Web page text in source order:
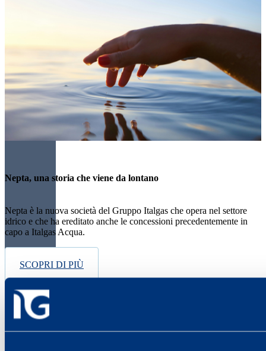
Nepta, una storia che viene da lontano
Nepta è la nuova società del Gruppo Italgas che opera nel settore
idrico e che ha ereditato anche le concessioni precedentemente in
capo a Italgas Acqua.
SCOPRI DI PIÙ
Organi sociali
Di seguito riportiamo i riferimenti di Governance